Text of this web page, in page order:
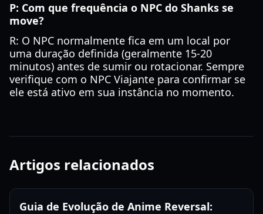
P: Com que frequência o NPC do Shanks se
move?
R: O NPC normalmente fica em um local por
uma duração definida (geralmente 15-20
minutos) antes de sumir ou rotacionar. Sempre
verifique com o NPC Viajante para confirmar se
ele está ativo em sua instância no momento.
Artigos relacionados
Guia de Evolução de Anime Reversal: